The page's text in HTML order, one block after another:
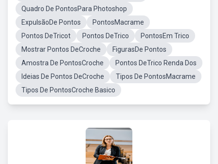
Quadro De PontosPara Photoshop
ExpulsãoDe Pontos
PontosMacrame
Pontos DeTricot
Pontos DeTrico
PontosEm Trico
Mostrar Pontos DeCroche
FigurasDe Pontos
Amostra De PontosCroche
Pontos DeTrico Renda Dos
Ideias De Pontos DeCroche
Tipos De PontosMacrame
Tipos De PontosCroche Basico